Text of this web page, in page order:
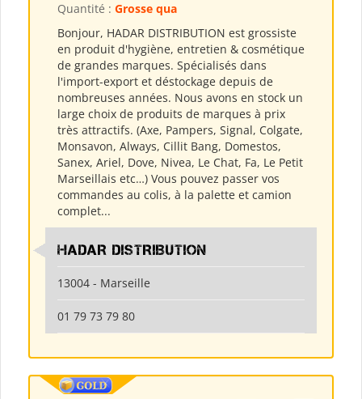
Quantité : Grosse qua
Bonjour, HADAR DISTRIBUTION est grossiste
en produit d'hygiène, entretien & cosmétique
de grandes marques. Spécialisés dans
l'import-export et déstockage depuis de
nombreuses années. Nous avons en stock un
large choix de produits de marques à prix
très attractifs. (Axe, Pampers, Signal, Colgate,
Monsavon, Always, Cillit Bang, Domestos,
Sanex, Ariel, Dove, Nivea, Le Chat, Fa, Le Petit
Marseillais etc…) Vous pouvez passer vos
commandes au colis, à la palette et camion
complet...
HADAR DISTRIBUTION
13004 - Marseille
01 79 73 79 80